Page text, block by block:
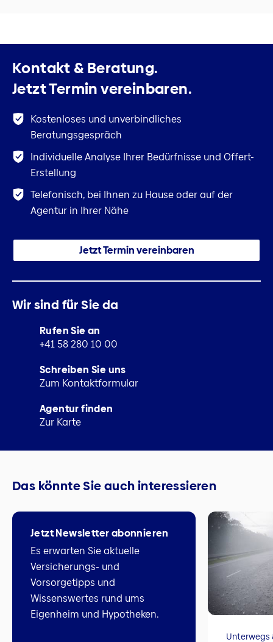
Kontakt & Beratung.
Jetzt Termin vereinbaren.
Kostenloses und unverbindliches
Beratungsgespräch
Individuelle Analyse Ihrer Bedürfnisse und Offert-
Erstellung
Telefonisch, bei Ihnen zu Hause oder auf der
Agentur in Ihrer Nähe
Jetzt Termin vereinbaren
Wir sind für Sie da
Rufen Sie an
+41 58 280 10 00
Schreiben Sie uns
Zum Kontaktformular
Agentur finden
Zur Karte
Das könnte Sie auch interessieren
Jetzt Newsletter abonnieren
Es erwarten Sie aktuelle
Versicherungs- und
Vorsorgetipps und
Wissenswertes rund ums
Eigenheim und Hypotheken.
Unterwegs